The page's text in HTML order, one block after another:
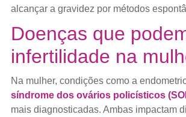
alcançar a gravidez por métodos
Doenças que
infertilidade na
Na mulher, condições como a
síndrome dos ovários policísticos
mais diagnosticadas. Ambas impactam